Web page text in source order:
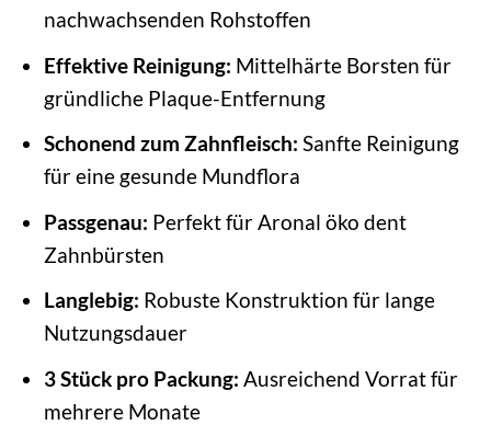
nachwachsenden Rohstoffen
Effektive Reinigung: Mittelhärte Borsten für
gründliche Plaque-Entfernung
Schonend zum Zahnfleisch: Sanfte Reinigung
für eine gesunde Mundflora
Passgenau: Perfekt für Aronal öko dent
Zahnbürsten
Langlebig: Robuste Konstruktion für lange
Nutzungsdauer
3 Stück pro Packung: Ausreichend Vorrat für
mehrere Monate